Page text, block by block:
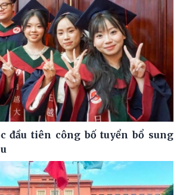
đầu tiên công bố tuyển bổ sung